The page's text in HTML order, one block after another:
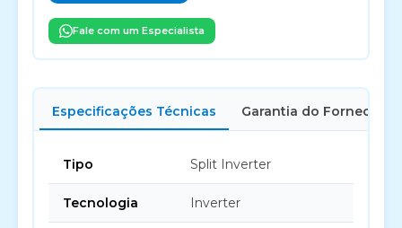
Fale com um Especialista
Especificações Técnicas Garantia do Fornecedor
Tipo Split Inverter
Tecnologia Inverter